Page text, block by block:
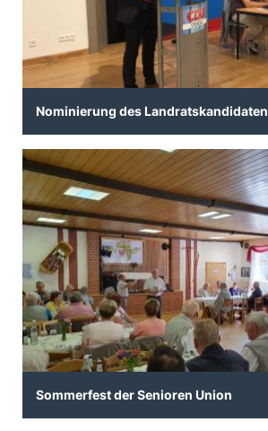
Nominierung des Landratskandidaten
Sommerfest der Senioren Union